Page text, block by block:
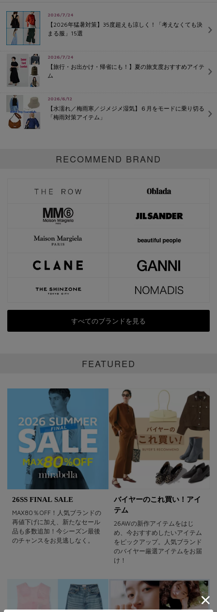
2026/7/24
【2026年猛暑対策】35度超えも涼しく！「考えなくても決
まる服」15選
2026/7/24
【旅行・お出かけ・帰省にも！】夏の旅支度おすすめアイテ
ム
2026/6/12
【水濡れ／梅雨寒／ジメジメ湿気】６月をモードに乗り切る
「梅雨対策アイテム」
RECOMMEND BRAND
すべてのブランドを見る
FEATURED
26SS FINAL SALE
MAX80％OFF！人気ブランドの
再値下げに加え、新たなセール
品も多数追加！今シーズン最後
のチャンスをお見逃しなく。
バイヤーのこれ買い！アイ
テム
26AWの新作アイテムをはじ
め、今おすすめしたいアイテム
をピックアップ。人気ブランド
のバイヤー厳選アイテムをお届
け！